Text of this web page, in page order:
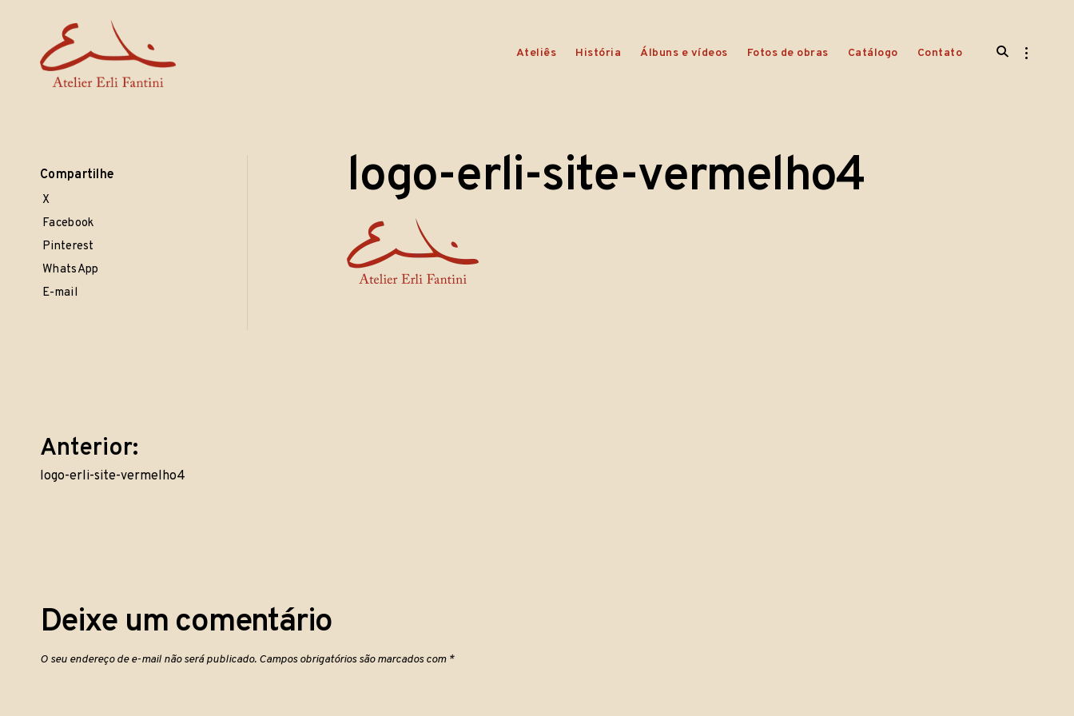
Ateliês História Álbuns e vídeos Fotos de obras Catálogo Contato
open
search
open
Compartilhe
X
Facebook
Pinterest
WhatsApp
E-mail
logo-erli-site-vermelho4
Navegação
Anterior:
logo-erli-site-vermelho4
Deixe um comentário
O seu endereço de e-mail não será publicado. Campos obrigatórios são marcados com *